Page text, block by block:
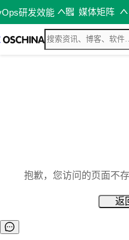
研发效能 媒体矩阵
抱歉，您访问的页面不
返